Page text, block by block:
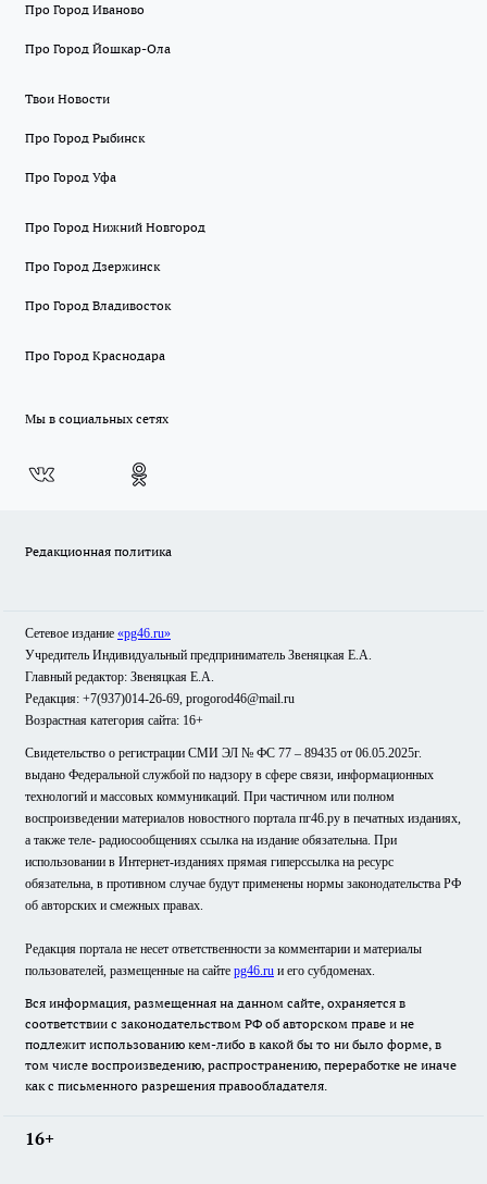
Про Город Иваново
Про Город Йошкар-Ола
Твои Новости
Про Город Рыбинск
Про Город Уфа
Про Город Нижний Новгород
Про Город Дзержинск
Про Город Владивосток
Про Город Краснодара
Мы в социальных сетях
Редакционная политика
Сетевое издание «pg46.ru»
Учредитель Индивидуальный предприниматель Звеняцкая Е.А.
Главный редактор: Звеняцкая Е.А.
Редакция: +7(937)014-26-69, progorod46@mail.ru
Возрастная категория сайта: 16+
Свидетельство о регистрации СМИ ЭЛ № ФС 77 – 89435 от 06.05.2025г.
выдано Федеральной службой по надзору в сфере связи, информационных
технологий и массовых коммуникаций. При частичном или полном
воспроизведении материалов новостного портала пг46.ру в печатных изданиях,
а также теле- радиосообщениях ссылка на издание обязательна. При
использовании в Интернет-изданиях прямая гиперссылка на ресурс
обязательна, в противном случае будут применены нормы законодательства РФ
об авторских и смежных правах.
Редакция портала не несет ответственности за комментарии и материалы
пользователей, размещенные на сайте pg46.ru и его субдоменах.
Вся информация, размещенная на данном сайте, охраняется в
соответствии с законодательством РФ об авторском праве и не
подлежит использованию кем-либо в какой бы то ни было форме, в
том числе воспроизведению, распространению, переработке не иначе
как с письменного разрешения правообладателя.
16+